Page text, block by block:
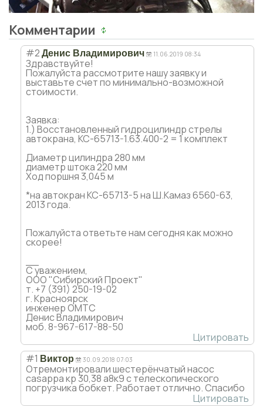
Комментарии
#2 Денис Владимирович 11.06.2019 08:34
Здравствуйте!
Пожалуйста рассмотрите нашу заявку и
выставьте счет по минимально-возможной
стоимости.
Заявка:
1.) Восстановленный гидроцилиндр стрелы
автокрана, КС-65713-1.63.400-2 = 1 комплект
Диаметр цилиндра 280 мм
диаметр штока 220 мм
Ход поршня 3,045 м
*на автокран КС-65713-5 на Ш.Камаз 6560-63,
2013 года.
Пожалуйста ответьте нам сегодня как можно
скорее!
С уважением,
ООО "Сибирский Проект"
т. +7 (391) 250-19-02
г. Красноярск
инженер ОМТС
Денис Владимирович
моб. 8-967-617-88-50
Цитировать
#1 Виктор 30.09.2018 07:03
Отремонтировали шестерёнчатый насос
casappa кр 30,38 а8к9 с телескопического
погрузчика бобкет. Работает отлично. Спасибо
Цитировать